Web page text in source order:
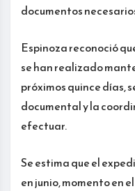
documentos
Espinoza reconoció
se han realizado
próximos quince días,
documental y la
efectuar.
Se estima que el
en junio, momento en